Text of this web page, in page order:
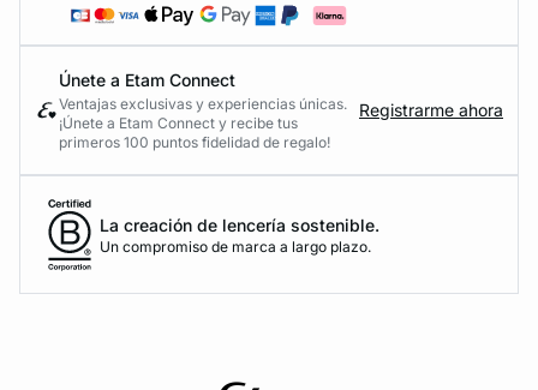
Únete a Etam Connect
Ventajas exclusivas y experiencias únicas.
¡Únete a Etam Connect y recibe tus
primeros 100 puntos fidelidad de regalo!
Registrarme ahora
La creación de lencería sostenible.
Un compromiso de marca a largo plazo.